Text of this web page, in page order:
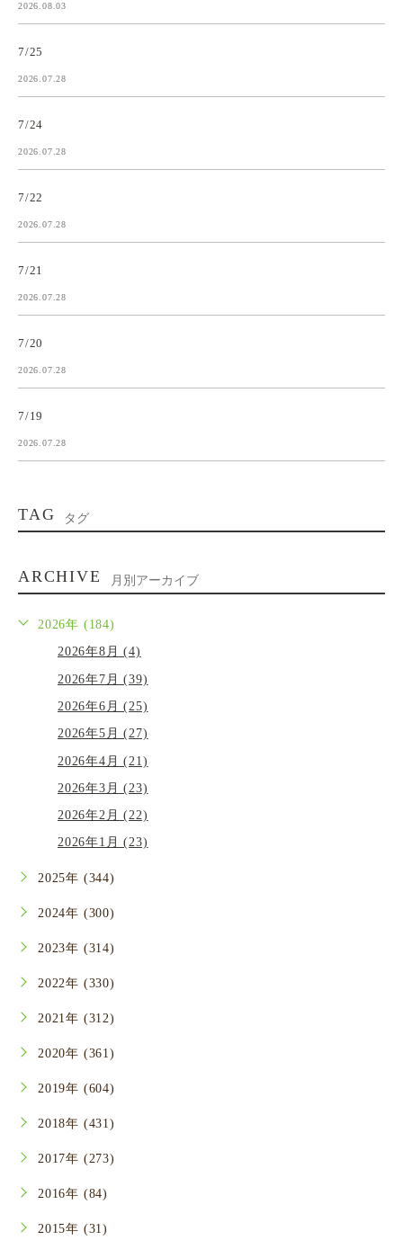
2026.08.03
7/25
2026.07.28
7/24
2026.07.28
7/22
2026.07.28
7/21
2026.07.28
7/20
2026.07.28
7/19
2026.07.28
TAG タグ
ARCHIVE 月別アーカイブ
2026年 (184)
2026年8月 (4)
2026年7月 (39)
2026年6月 (25)
2026年5月 (27)
2026年4月 (21)
2026年3月 (23)
2026年2月 (22)
2026年1月 (23)
2025年 (344)
2024年 (300)
2023年 (314)
2022年 (330)
2021年 (312)
2020年 (361)
2019年 (604)
2018年 (431)
2017年 (273)
2016年 (84)
2015年 (31)